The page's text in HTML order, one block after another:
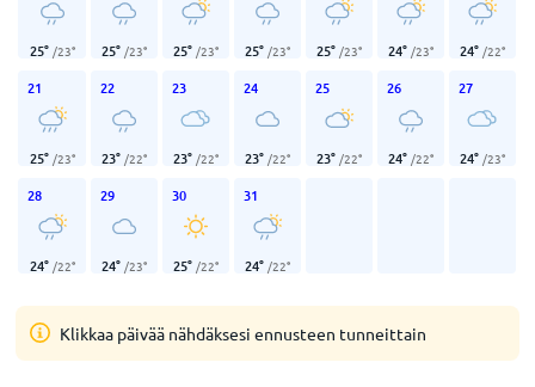
25° /23° 25° /23° 25° /23° 25° /23° 25° /23° 24° /23° 24° /22°
21
25° /23°
22
23° /22°
23
23° /22°
24
23° /22°
25
23° /22°
26
24° /22°
27
24° /23°
28
24° /22°
29
24° /23°
30
25° /22°
31
24° /22°
Klikkaa päivää nähdäksesi ennusteen tunneittain